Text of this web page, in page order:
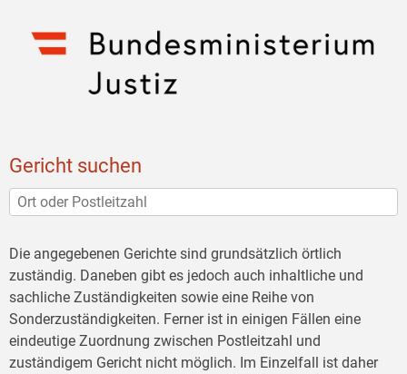
Gericht suchen
Die angegebenen Gerichte sind grundsätzlich örtlich
zuständig. Daneben gibt es jedoch auch inhaltliche und
sachliche Zuständigkeiten sowie eine Reihe von
Sonderzuständigkeiten. Ferner ist in einigen Fällen eine
eindeutige Zuordnung zwischen Postleitzahl und
zuständigem Gericht nicht möglich. Im Einzelfall ist daher